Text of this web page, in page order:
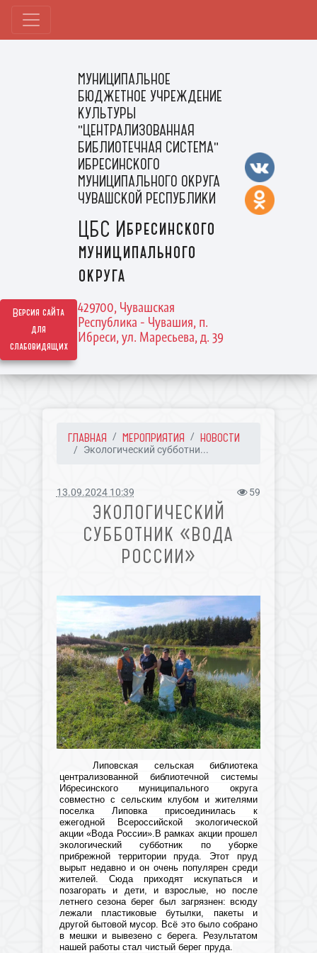
Версия сайта
для
слабовидящих
МУНИЦИПАЛЬНОЕ
БЮДЖЕТНОЕ УЧРЕЖДЕНИЕ
КУЛЬТУРЫ
"ЦЕНТРАЛИЗОВАННАЯ
БИБЛИОТЕЧНАЯ СИСТЕМА"
ИБРЕСИНСКОГО
МУНИЦИПАЛЬНОГО ОКРУГА
ЧУВАШСКОЙ РЕСПУБЛИКИ
ЦБС Ибресинского
муниципального
округа
429700, Чувашская
Республика - Чувашия, п.
Ибреси, ул. Маресьева, д. 39
ГЛАВНАЯ МЕРОПРИЯТИЯ НОВОСТИ
Экологический субботни...
13.09.2024 10:39 59
ЭКОЛОГИЧЕСКИЙ
СУББОТНИК «ВОДА
РОССИИ»
Липовская сельская библиотека
централизованной библиотечной системы
Ибресинского муниципального округа
совместно с сельским клубом и жителями
поселка Липовка присоединилась к
ежегодной Всероссийской экологической
акции «Вода России».В рамках акции прошел
экологический субботник по уборке
прибрежной территории пруда. Этот пруд
вырыт недавно и он очень популярен среди
жителей. Сюда приходят искупаться и
позагорать и дети, и взрослые, но после
летнего сезона берег был загрязнен: всюду
лежали пластиковые бутылки, пакеты и
другой бытовой мусор. Всё это было собрано
в мешки и вывезено с берега. Результатом
нашей работы стал чистый берег пруда.